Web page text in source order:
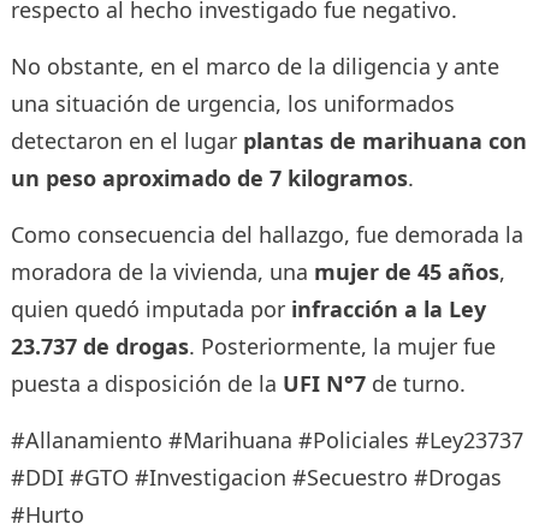
respecto al hecho investigado fue negativo.
No obstante, en el marco de la diligencia y ante
una situación de urgencia, los uniformados
detectaron en el lugar plantas de marihuana con
un peso aproximado de 7 kilogramos.
Como consecuencia del hallazgo, fue demorada la
moradora de la vivienda, una mujer de 45 años,
quien quedó imputada por infracción a la Ley
23.737 de drogas. Posteriormente, la mujer fue
puesta a disposición de la UFI N°7de turno.
#Allanamiento #Marihuana #Policiales #Ley23737
#DDI #GTO #Investigacion #Secuestro #Drogas
#Hurto